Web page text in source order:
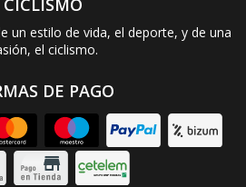
un estilo de vida, el deporte, y de una
el ciclismo.
DE PAGO